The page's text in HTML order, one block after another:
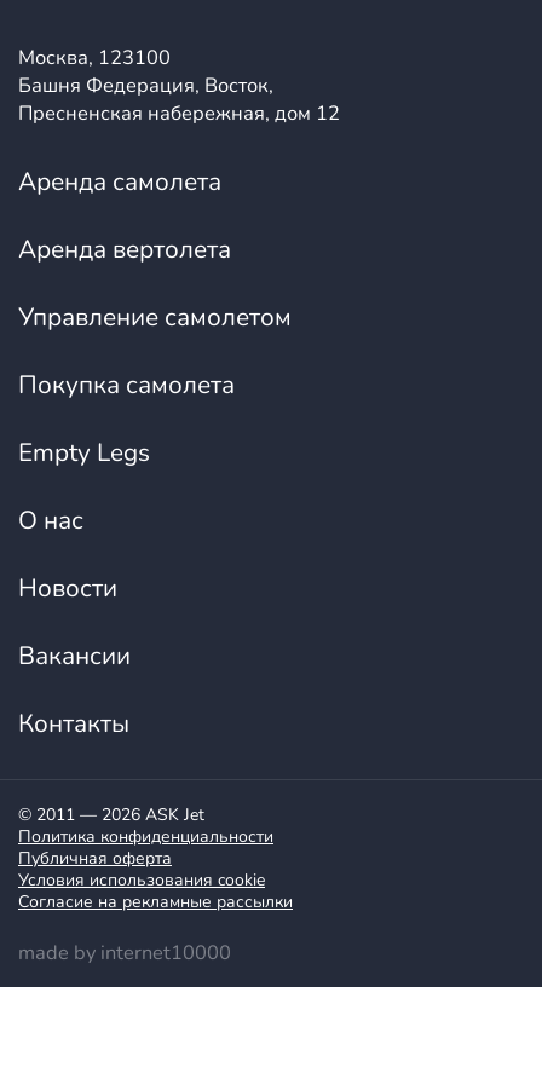
Москва, 123100
Башня Федерация, Восток,
Пресненская набережная, дом 12
Аренда самолета
Аренда вертолета
Управление самолетом
Покупка самолета
Empty Legs
О нас
Новости
Вакансии
Контакты
© 2011 — 2026 ASK Jet
Политика конфиденциальности
Публичная оферта
Условия использования cookie
Согласие на рекламные рассылки
made by internet10000